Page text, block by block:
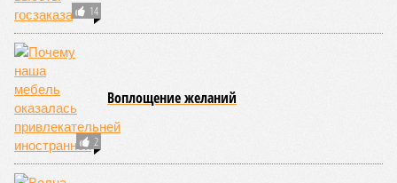
14
2
Воплощение желаний